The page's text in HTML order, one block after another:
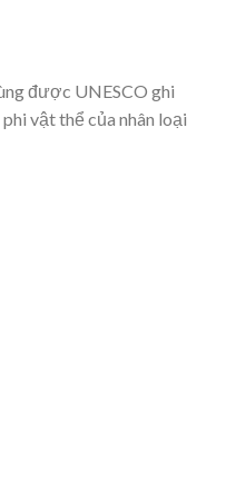
được UNESCO ghi
phi vật thể của nhân loại